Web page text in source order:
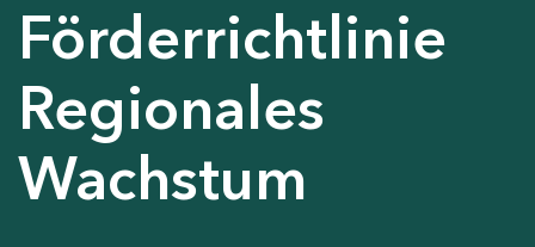
Förderrichtlinie
Regionales
Wachstum